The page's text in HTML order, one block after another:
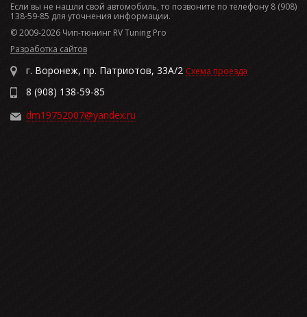
Если вы не нашли свой автомобиль, то позвоните по телефону 8 (908)
138-59-85 для уточнения информации.
© 2009-2026 Чип-тюнинг RV Tuning Pro
Разработка сайтов
г. Воронеж, пр. Патриотов, 33А/2 Схема проезда
8 (908) 138-59-85
dm19752007@yandex.ru